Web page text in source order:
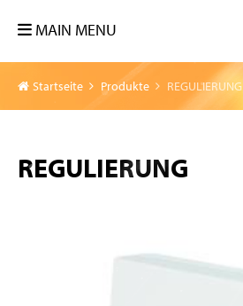
MAIN MENU
Startseite Produkte REGULIERUNG
REGULIERUNG